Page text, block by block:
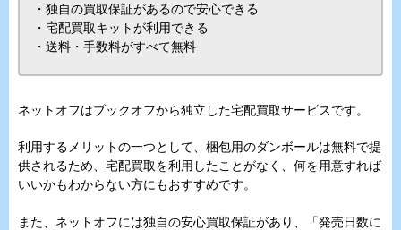
・独自の買取保証があるので安心できる
・宅配買取キットが利用できる
・送料・手数料がすべて無料
ネットオフはブックオフから独立した宅配買取サービスです。
利用するメリットの一つとして、梱包用のダンボールは無料で提
供されるため、宅配買取を利用したことがなく、何を用意すれば
いいかもわからない方にもおすすめです。
また、ネットオフには独自の安心買取保証があり、「発売日数に